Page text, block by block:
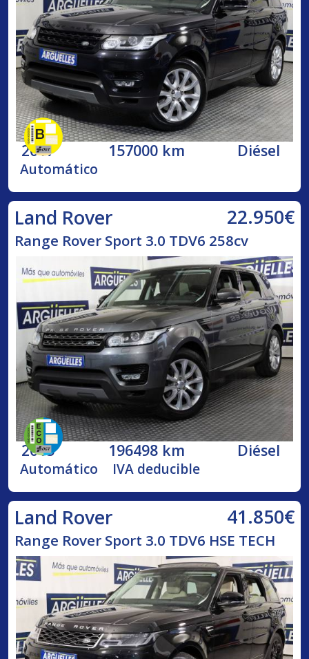
2017 157000 km Diésel
Automático
Land Rover 22.950€
Range Rover Sport 3.0 TDV6 258cv
2015 196498 km Diésel
Automático IVA deducible
Land Rover 41.850€
Range Rover Sport 3.0 TDV6 HSE TECH